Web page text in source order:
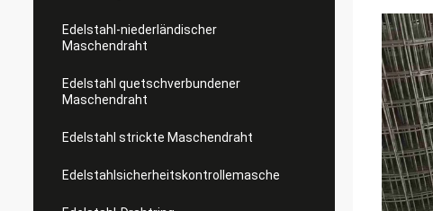
Edelstahl-niederländischer
Maschendraht
Edelstahl quetschverbundener
Maschendraht
Edelstahl strickte Maschendraht
Edelstahlsicherheitskontrollemasche